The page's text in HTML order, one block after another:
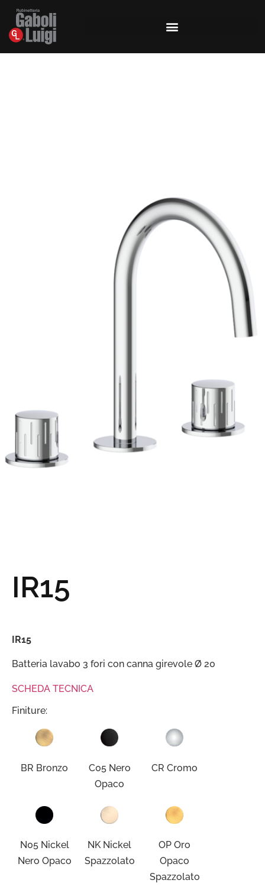
IR15
IR15
Batteria lavabo 3 fori con canna girevole Ø 20
SCHEDA TECNICA
Finiture:
BR Bronzo
C05 Nero
Opaco
CR Cromo
N05 Nickel
Nero Opaco
NK Nickel
Spazzolato
OP Oro
Opaco
Spazzolato